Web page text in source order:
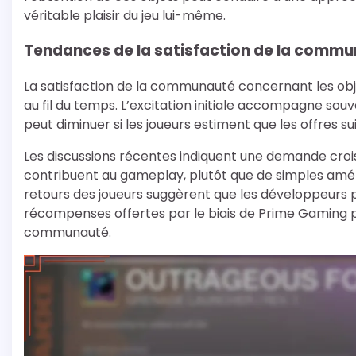
véritable plaisir du jeu lui-même.
Tendances de la satisfaction de la
La satisfaction de la communauté concernant les
au fil du temps. L’excitation initiale accompagne
peut diminuer si les joueurs estiment que les offres
Les discussions récentes indiquent une demande
contribuent au gameplay, plutôt que de simples
retours des joueurs suggèrent que les
récompenses offertes par le biais de Prime
communauté.